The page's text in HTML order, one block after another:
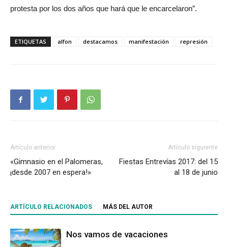
protesta por los dos años que hará que le encarcelaron”.
ETIQUETAS alfon destacamos manifestación represión
Artículo anterior
«Gimnasio en el Palomeras,
¡desde 2007 en espera!»
Artículo siguiente
Fiestas Entrevías 2017: del 15
al 18 de junio
ARTÍCULO RELACIONADOS MÁS DEL AUTOR
Nos vamos de vacaciones